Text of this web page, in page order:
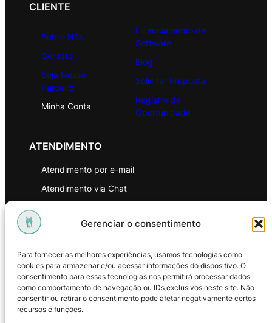
Gerenciar o consentimento
Para fornecer as melhores experiências, usamos tecnologias como
cookies para armazenar e/ou acessar informações do dispositivo. O
consentimento para essas tecnologias nos permitirá processar dados
como comportamento de navegação ou IDs exclusivos neste site. Não
consentir ou retirar o consentimento pode afetar negativamente certos
recursos e funções.
CLIENTE
Sobre Nós
Contato
Seja Nosso
Parceiro
Minha Conta
Licenciamento de
Software
Blog
Solicitar Proposta
Registro de
Oportunidade
ATENDIMENTO
Atendimento por e-mail
Atendimento via Chat
Política de Privacidade
Política de Troca e Devoluções
Política de Reembolso